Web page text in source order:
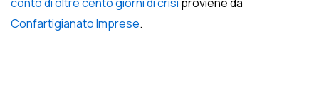
Confartigianato Imprese.